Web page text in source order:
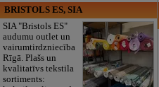
BRISTOLS ES, SIA
SIA "Bristols ES"
audumu outlet un
vairumtirdzniecība
Rīgā. Plašs un
kvalitatīvs tekstila
sortiments: